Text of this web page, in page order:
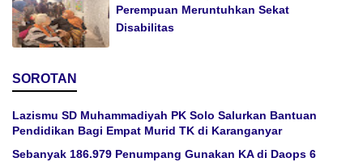
Perempuan Meruntuhkan Sekat
Disabilitas
SOROTAN
Lazismu SD Muhammadiyah PK Solo Salurkan Bantuan
Pendidikan Bagi Empat Murid TK di Karanganyar
Sebanyak 186.979 Penumpang Gunakan KA di Daops 6